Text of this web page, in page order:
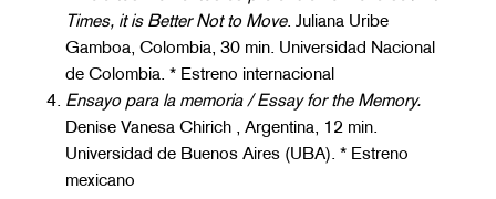
Times, it is Better Not to Move. Juliana Uribe
Gamboa, Colombia, 30 min. Universidad Nacional
de Colombia. * Estreno internacional
Ensayo para la memoria / Essay for the Memory.
Denise Vanesa Chirich , Argentina, 12 min.
Universidad de Buenos Aires (UBA). * Estreno
mexicano